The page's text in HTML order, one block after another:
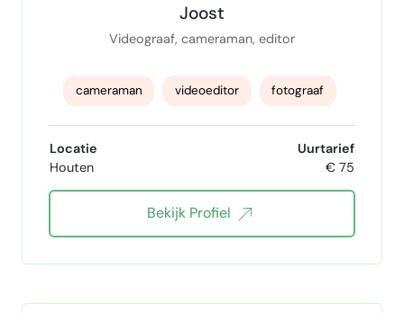
Joost
Videograaf, cameraman, editor
cameraman videoeditor fotograaf
Locatie
Houten
Uurtarief
€ 75
Bekijk Profiel